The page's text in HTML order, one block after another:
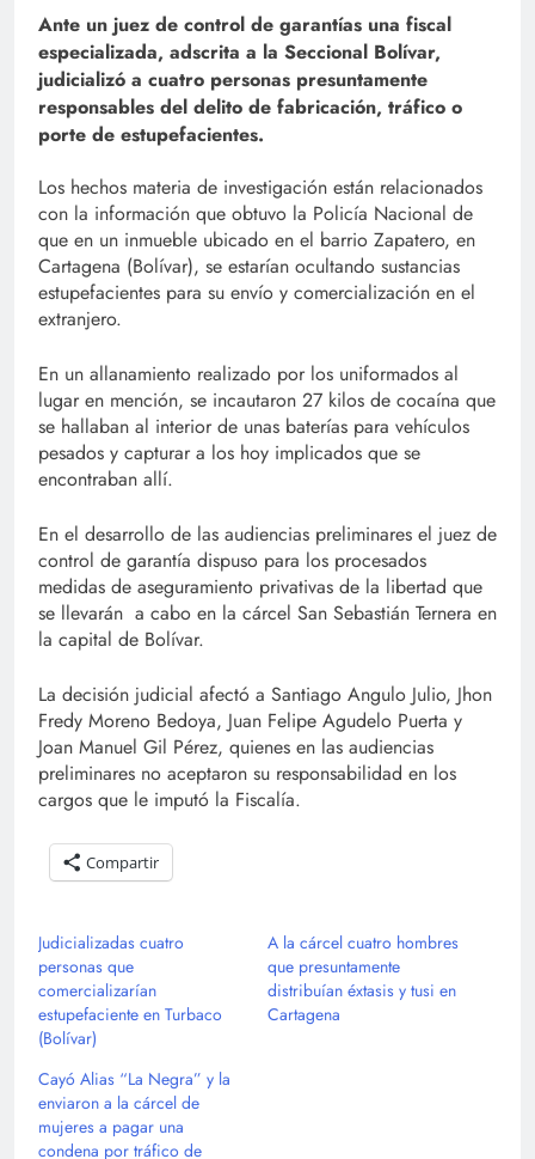
Ante un juez de control de garantías una fiscal
especializada, adscrita a la Seccional Bolívar,
judicializó a cuatro personas presuntamente
responsables del delito de fabricación, tráfico o
porte de estupefacientes.
Los hechos materia de investigación están relacionados
con la información que obtuvo la Policía Nacional de
que en un inmueble ubicado en el barrio Zapatero, en
Cartagena (Bolívar), se estarían ocultando sustancias
estupefacientes para su envío y comercialización en el
extranjero.
En un allanamiento realizado por los uniformados al
lugar en mención, se incautaron 27 kilos de cocaína que
se hallaban al interior de unas baterías para vehículos
pesados y capturar a los hoy implicados que se
encontraban allí.
En el desarrollo de las audiencias preliminares el juez de
control de garantía dispuso para los procesados
medidas de aseguramiento privativas de la libertad que
se llevarán a cabo en la cárcel San Sebastián Ternera en
la capital de Bolívar.
La decisión judicial afectó a Santiago Angulo Julio, Jhon
Fredy Moreno Bedoya, Juan Felipe Agudelo Puerta y
Joan Manuel Gil Pérez, quienes en las audiencias
preliminares no aceptaron su responsabilidad en los
cargos que le imputó la Fiscalía.
Compartir
Judicializadas cuatro
personas que
comercializarían
estupefaciente en Turbaco
(Bolívar)
A la cárcel cuatro hombres
que presuntamente
distribuían éxtasis y tusi en
Cartagena
Cayó Alias “La Negra” y la
enviaron a la cárcel de
mujeres a pagar una
condena por tráfico de